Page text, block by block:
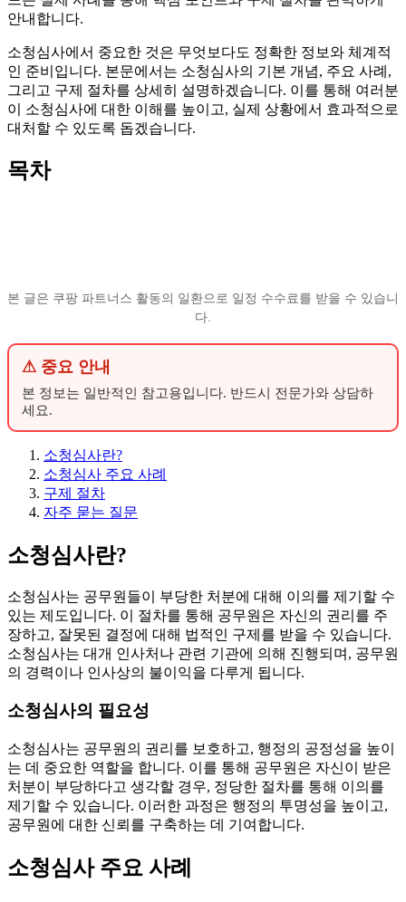
안내합니다.
소청심사에서 중요한 것은 무엇보다도 정확한 정보와 체계적
인 준비입니다. 본문에서는 소청심사의 기본 개념, 주요 사례,
그리고 구제 절차를 상세히 설명하겠습니다. 이를 통해 여러분
이 소청심사에 대한 이해를 높이고, 실제 상황에서 효과적으로
대처할 수 있도록 돕겠습니다.
목차
본 글은 쿠팡 파트너스 활동의 일환으로 일정 수수료를 받을 수 있습니
다.
⚠ 중요 안내
본 정보는 일반적인 참고용입니다. 반드시 전문가와 상담하
세요.
소청심사란?
소청심사 주요 사례
구제 절차
자주 묻는 질문
소청심사란?
소청심사는 공무원들이 부당한 처분에 대해 이의를 제기할 수
있는 제도입니다. 이 절차를 통해 공무원은 자신의 권리를 주
장하고, 잘못된 결정에 대해 법적인 구제를 받을 수 있습니다.
소청심사는 대개 인사처나 관련 기관에 의해 진행되며, 공무원
의 경력이나 인사상의 불이익을 다루게 됩니다.
소청심사의 필요성
소청심사는 공무원의 권리를 보호하고, 행정의 공정성을 높이
는 데 중요한 역할을 합니다. 이를 통해 공무원은 자신이 받은
처분이 부당하다고 생각할 경우, 정당한 절차를 통해 이의를
제기할 수 있습니다. 이러한 과정은 행정의 투명성을 높이고,
공무원에 대한 신뢰를 구축하는 데 기여합니다.
소청심사 주요 사례